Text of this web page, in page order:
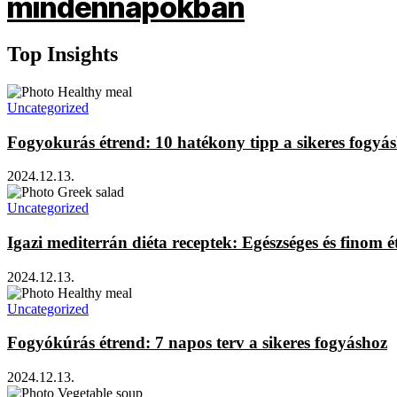
Top Insights
Uncategorized
Fogyokurás étrend: 10 hatékony tipp a sikeres
2024.12.13.
Uncategorized
Igazi mediterrán diéta receptek: Egészséges és finom
2024.12.13.
Uncategorized
Fogyókúrás étrend: 7 napos terv a sikeres fogyáshoz
2024.12.13.